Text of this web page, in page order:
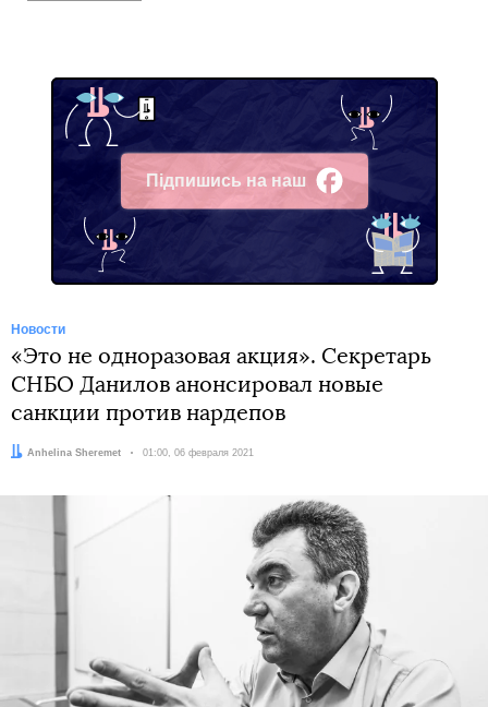
Підпишись на наш
Facebook
Новости
«Это не одноразовая акция». Секретарь
СНБО Данилов анонсировал новые
санкции против нардепов
Автор:
Anhelina Sheremet Дата:
01:00, 06 февраля 2021